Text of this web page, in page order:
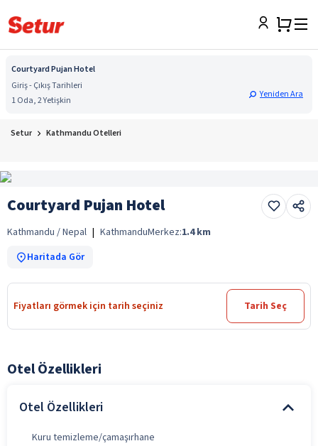
Courtyard Pujan Hotel
Giriş - Çıkış Tarihleri
1 Oda, 2 Yetişkin
Yeniden Ara
Setur Kathmandu Otelleri
Courtyard Pujan Hotel
Kathmandu / Nepal | KathmanduMerkez:1.4 km
Haritada Gör
Fiyatları görmek için tarih seçiniz Tarih Seç
Otel Özellikleri
Otel Özellikleri
Kuru temizleme/çamaşırhane